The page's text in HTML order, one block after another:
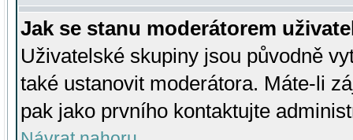
Jak se stanu moderátorem
Uživatelské skupiny jsou původně
také ustanovit moderátora. Máte-li
pak jako prvního kontaktujte